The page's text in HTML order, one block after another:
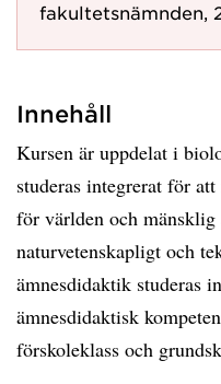
fakultetsnämnden,
Innehåll
Kursen är uppdelat i
studeras integrerat för
för världen och
naturvetenskapligt och
ämnesdidaktik studeras
ämnesdidaktisk
förskoleklass och